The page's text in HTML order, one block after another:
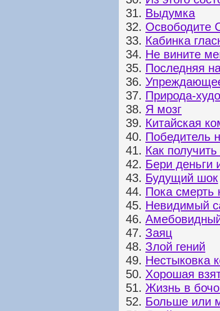
31. Выдумка
32. Освободите
33. Кабинка
34. Не вините
35. Последняя
36.
37. Природа-
38. Я мозг
39. Китайская
40. Победитель
41. Как
42. Бери деньги
43. Будущий шок
44. Пока смерть
45. Невидимый
46.
47. Заяц
48. Злой гений
49. Нестыковка
50. Хорошая
51. Жизнь в
52. Больше или